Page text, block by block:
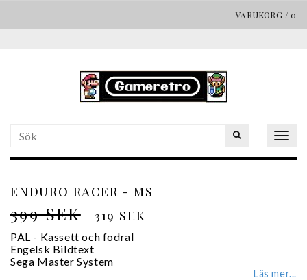
VARUKORG / 0
ENDURO RACER - MS
399 SEK 319 SEK
PAL - Kassett och fodral
Engelsk Bildtext
Sega Master System
Läs mer...